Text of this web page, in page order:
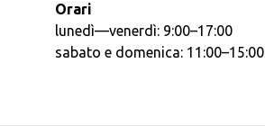
Orari
lunedì—venerdì: 9:00–17:00
sabato e domenica: 11:00–15:00